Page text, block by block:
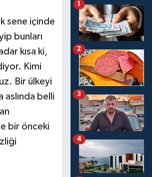
sene içinde
bunları
kısa ki,
Kimi
Bir ülkeyi
belli
bir önceki
1
2
3
4